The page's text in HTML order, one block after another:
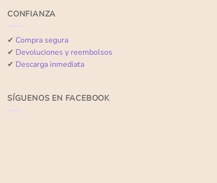
CONFIANZA
✔ Compra segura
✔ Devoluciones y reembolsos
✔ Descarga inmediata
SÍGUENOS EN FACEBOOK